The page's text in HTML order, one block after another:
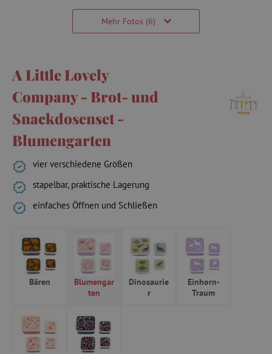
Mehr Fotos (6)
A Little Lovely
Company - Brot- und
Snackdosenset -
Blumengarten
vier verschiedene Größen
stapelbar, praktische Lagerung
einfaches Öffnen und Schließen
Bären
Blumengar
ten
Dinosaurie
r
Einhorn-
Traum